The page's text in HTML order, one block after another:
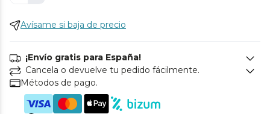
Avísame si baja de precio
¡Envío gratis para España!
Cancela o devuelve tu pedido fácilmente.
Métodos de pago.